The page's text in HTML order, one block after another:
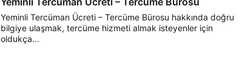
Yeminli Tercüman Ücreti – Tercüme Bürosu hakkında doğru
bilgiye ulaşmak, tercüme hizmeti almak isteyenler için
oldukça...